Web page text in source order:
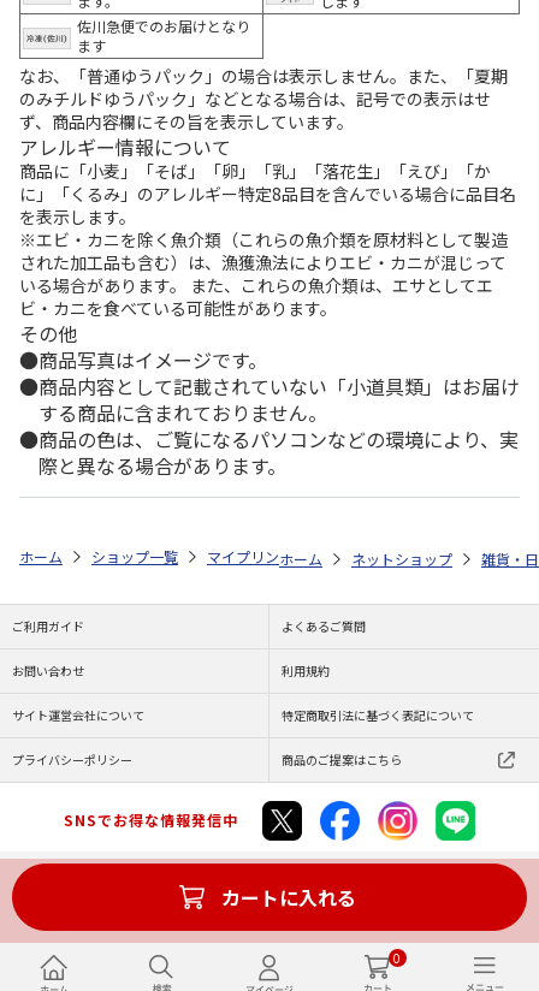
0
佐川急便でのお届けとなり
ます
なお、「普通ゆうパック」の場合は表示しません。また、「夏期
のみチルドゆうパック」などとなる場合は、記号での表示はせ
ず、商品内容欄にその旨を表示しています。
アレルギー情報について
商品に「小麦」「そば」「卵」「乳」「落花生」「えび」「か
に」「くるみ」のアレルギー特定8品目を含んでいる場合に品目名
を表示します。
※エビ・カニを除く魚介類（これらの魚介類を原材料として製造
された加工品も含む）は、漁獲漁法によりエビ・カニが混じって
いる場合があります。 また、これらの魚介類は、エサとしてエ
ビ・カニを食べている可能性があります。
その他
商品写真はイメージです。
商品内容として記載されていない「小道具類」はお届け
する商品に含まれておりません。
商品の色は、ご覧になるパソコンなどの環境により、実
際と異なる場合があります。
カートに入れる
ホーム ショップ一覧 マイプリント カーステッカー【アメリカン
ホーム ネットショップ 雑貨・
ご利用ガイド よくあるご質問
お問い合わせ 利用規約
サイト運営会社について 特定商取引法に基づく表記について
プライバシーポリシー 商品のご提案はこちら
SNSでお得な情報発信中